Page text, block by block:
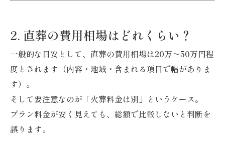
2. 直葬の費用相場はどれくらい？
一般的な目安として、直葬の費用相場は20万～50万円程
度とされます（内容・地域・含まれる項目で幅がありま
す）。
そして要注意なのが「火葬料金は別」というケース。
プラン料金が安く見えても、総額で比較しないと判断を
誤ります。